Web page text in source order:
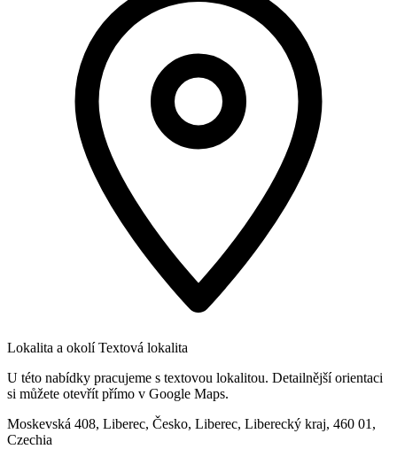
Lokalita a okolí Textová lokalita
U této nabídky pracujeme s textovou lokalitou. Detailnější orientaci
si můžete otevřít přímo v Google Maps.
Moskevská 408, Liberec, Česko, Liberec, Liberecký kraj, 460 01,
Czechia